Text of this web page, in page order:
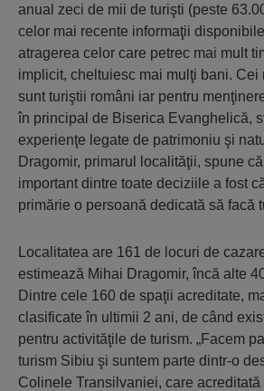
anual zeci de mii de turişti (peste
celor mai recente informaţii
atragerea celor care petrec mai mult
implicit, cheltuiesc mai mulţi bani. Cei
sunt turiştii români iar pentru
în principal de Biserica Evanghelică,
experienţe legate de patrimoniu şi
Dragomir, primarul localităţii, spune
important dintre toate deciziile a fost
primărie o persoană dedicată să facă
Localitatea are 161 de locuri de
estimează Mihai Dragomir, încă alte
Dintre cele 160 de spaţii acreditate,
clasificate în ultimii 2 ani, de când
pentru activităţile de turism. „Facem
turism Sibiu şi suntem parte dintr-o
Colinele Transilvaniei, care acreditată